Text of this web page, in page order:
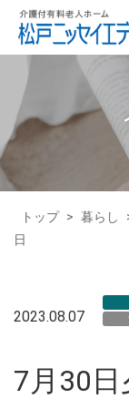
トップ > 暮らし
日
2023.08.07
7月30